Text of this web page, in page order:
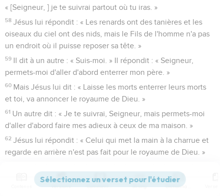
« [Seigneur, ] je te suivrai partout où tu iras. »
58 Jésus lui répondit : « Les renards ont des tanières et les
oiseaux du ciel ont des nids, mais le Fils de l'homme n'a pas
un endroit où il puisse reposer sa tête. »
59 Il dit à un autre : « Suis-moi. » Il répondit : « Seigneur,
permets-moi d'aller d'abord enterrer mon père. »
60 Mais Jésus lui dit : « Laisse les morts enterrer leurs morts
et toi, va annoncer le royaume de Dieu. »
61 Un autre dit : « Je te suivrai, Seigneur, mais permets-moi
d'aller d'abord faire mes adieux à ceux de ma maison. »
62 Jésus lui répondit : « Celui qui met la main à la charrue et
regarde en arrière n'est pas fait pour le royaume de Dieu. »
10
Versions Commentaires Strong